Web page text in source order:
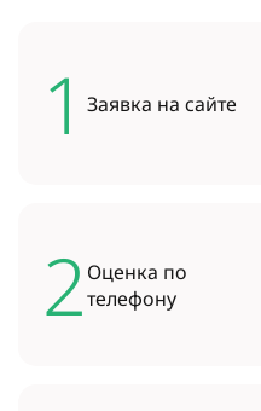
1 Заявка на сайте
2 Оценка по
телефону